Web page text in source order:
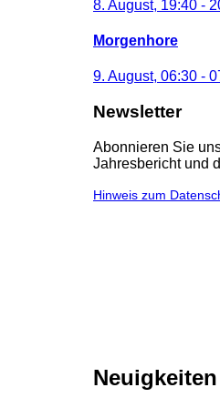
8. August, 19:40 -
Morgenhore
9. August, 06:30 -
Newsletter
Abonnieren Sie
Jahresbericht und
Hinweis zum